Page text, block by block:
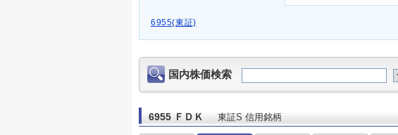
6955(東証)